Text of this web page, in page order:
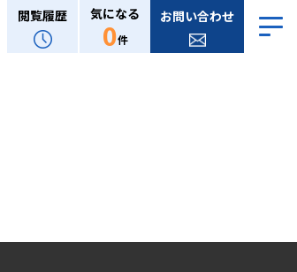
閲覧履歴 気になる
0件
お問い合わせ